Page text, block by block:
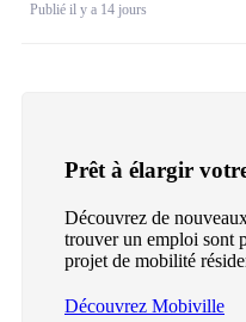
Publié il y a 14 jours
Prêt à élargir
Découvrez de
trouver un emploi sont
projet de mobilité
Découvrez Mobiville